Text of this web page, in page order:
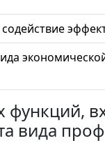
функций,
вида